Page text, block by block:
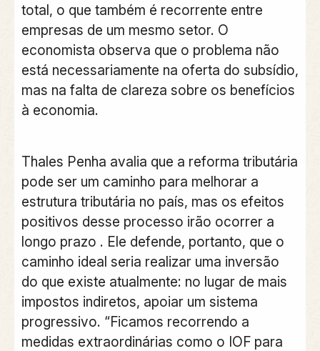
total, o que também é recorrente entre
empresas de um mesmo setor. O
economista observa que o problema não
está necessariamente na oferta do subsídio,
mas na falta de clareza sobre os benefícios
à economia.
Thales Penha avalia que a reforma tributária
pode ser um caminho para melhorar a
estrutura tributária no país, mas os efeitos
positivos desse processo irão ocorrer a
longo prazo . Ele defende, portanto, que o
caminho ideal seria realizar uma inversão
do que existe atualmente: no lugar de mais
impostos indiretos, apoiar um sistema
progressivo. “Ficamos recorrendo a
medidas extraordinárias como o IOF para